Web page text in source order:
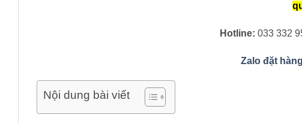
Hotline: 033 332
Zalo đặt
Nội dung bài viết